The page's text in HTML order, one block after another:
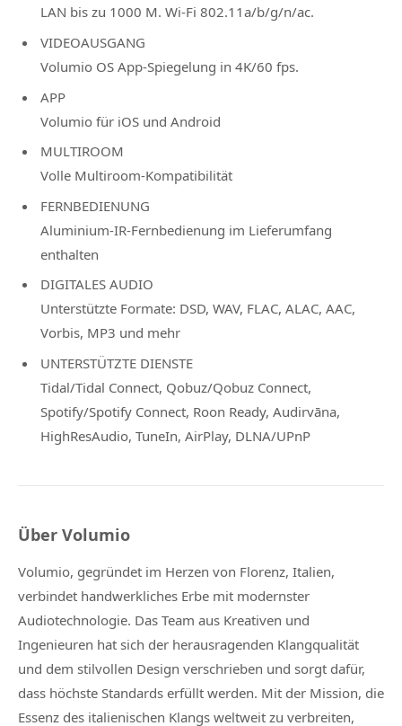
LAN bis zu 1000 M. Wi-Fi 802.11a/b/g/n/ac.
VIDEOAUSGANG
Volumio OS App-Spiegelung in 4K/60 fps.
APP
Volumio für iOS und Android
MULTIROOM
Volle Multiroom-Kompatibilität
FERNBEDIENUNG
Aluminium-IR-Fernbedienung im Lieferumfang
enthalten ­ ­ ­
DIGITALES AUDIO
Unterstützte Formate: DSD, WAV, FLAC, ALAC, AAC,
Vorbis, MP3 und mehr
UNTERSTÜTZTE DIENSTE
Tidal/Tidal Connect, Qobuz/Qobuz Connect,
Spotify/Spotify Connect, Roon Ready, Audirvāna,
HighResAudio, TuneIn, AirPlay, DLNA/UPnP
Über Volumio
Volumio, gegründet im Herzen von Florenz, Italien,
verbindet handwerkliches Erbe mit modernster
Audiotechnologie. Das Team aus Kreativen und
Ingenieuren hat sich der herausragenden Klangqualität
und dem stilvollen Design verschrieben und sorgt dafür,
dass höchste Standards erfüllt werden. Mit der Mission, die
Essenz des italienischen Klangs weltweit zu verbreiten,